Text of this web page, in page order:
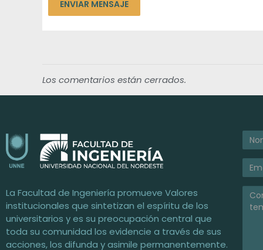
Los comentarios están cerrados.
La Facultad de Ingeniería promueve Valores
institucionales que sintetizan el espíritu de los
universitarios y es su preocupación central que
toda su comunidad los evidencie a través de sus
acciones, los difunda y asimile permanentemente.